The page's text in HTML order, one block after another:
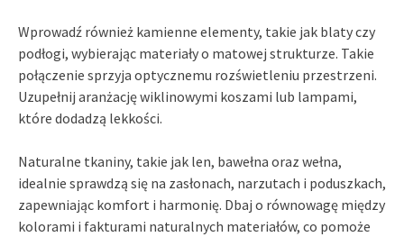
Wprowadź również kamienne elementy, takie jak blaty czy
podłogi, wybierając materiały o matowej strukturze. Takie
połączenie sprzyja optycznemu rozświetleniu przestrzeni.
Uzupełnij aranżację wiklinowymi koszami lub lampami,
które dodadzą lekkości.
Naturalne tkaniny, takie jak len, bawełna oraz wełna,
idealnie sprawdzą się na zasłonach, narzutach i poduszkach,
zapewniając komfort i harmonię. Dbaj o równowagę między
kolorami i fakturami naturalnych materiałów, co pomoże